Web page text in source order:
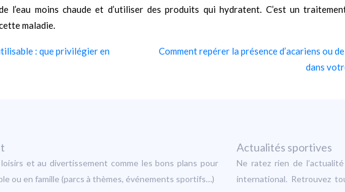
l’eau moins chaude et d’utiliser des produits qui hydratent. C’est un
maladie.
: que privilégier en
Comment repérer la présence d’acariens ou
dans
et au divertissement comme les bons plans pour
ou en famille (parcs à thèmes, événements sportifs…)
Actualités sportives
Ne ratez rien de
international. Retrouvez